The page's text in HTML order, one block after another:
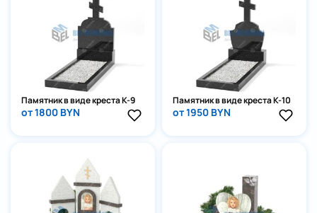
Памятник в виде креста К-9
от 1800 BYN
Памятник в виде креста К-10
от 1950 BYN